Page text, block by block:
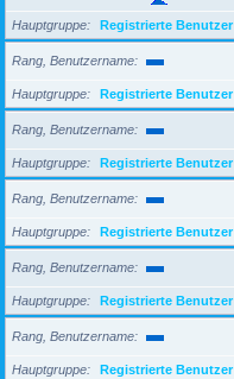
Hauptgruppe Registrierte Benutzer
Rang, Benutzername
Hauptgruppe Registrierte Benutzer
Rang, Benutzername
Hauptgruppe Registrierte Benutzer
Rang, Benutzername
Hauptgruppe Registrierte Benutzer
Rang, Benutzername
Hauptgruppe Registrierte Benutzer
Rang, Benutzername
Hauptgruppe Registrierte Benutzer